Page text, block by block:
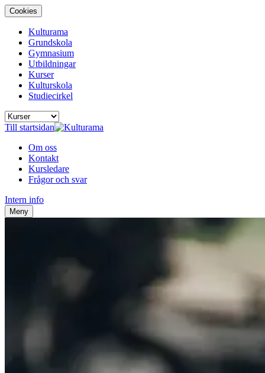
Cookies
Kulturama
Grundskola
Gymnasium
Utbildningar
Kurser
Kulturskola
Studiecirkel
Till startsidan
Om oss
Kontakt
Kursledare
Frågor och svar
Intern info
Meny